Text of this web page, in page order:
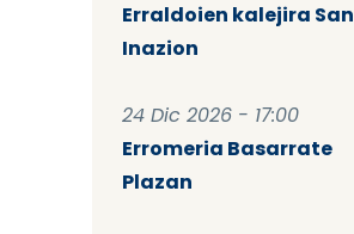
Erraldoien kalejira San
Inazion
24 Dic 2026 - 17:00
Erromeria Basarrate
Plazan